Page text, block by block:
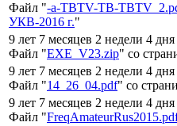
Файл "-a-TBTV-TB-
УКВ-2016 г."
9 лет 7 месяцев 2 недели 4
Файл "EXE_V23.zip" со
9 лет 7 месяцев 2 недели 4
Файл "14_26_04.pdf" со
9 лет 7 месяцев 2 недели 4
Файл "